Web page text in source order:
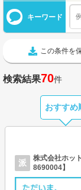
キーワード
この条件を
検索結果70件
おすすめ
派
株式会社ホッ
8690004】